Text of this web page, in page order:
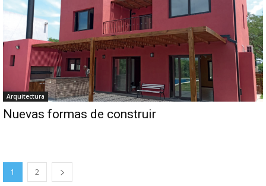
Arquitectura
Nuevas formas de construir
1 2